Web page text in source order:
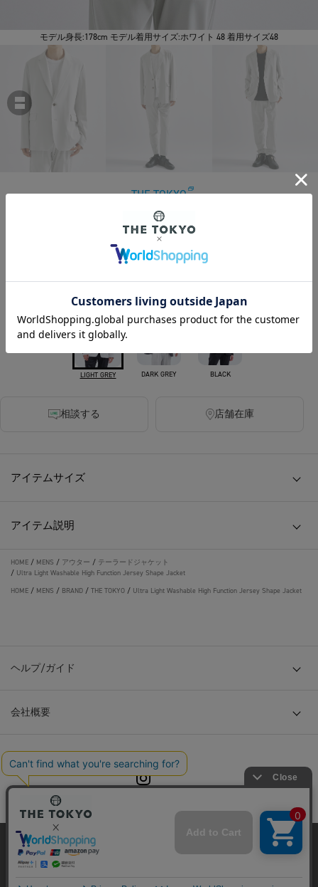
モデル身長:178cm モデル着用サイズ:ホワイト 48 着用サイズ48
THE TOKYO
Ultra Light Washable High Function Jersey Shape Jacket
￥48,400
440ポイント付与
カラー
LIGHT GREY DARK GREY BLACK
相談する 店舗在庫
アイテムサイズ
アイテム説明
HOME / MENS / アウター / テーラードジャケット
/ Ultra Light Washable High Function Jersey Shape Jacket
HOME / MENS / BRAND / THE TOKYO / Ultra Light Washable High Function Jersey Shape Jacket
ヘルプ/ガイド
会社概要
© TOKYO BASE CO., LTD
当サイトはクッキー(cookie)を使用します。クッキーはサイト内
の一部の機能および、サイトの使用状況の分析からマーケティ
ング活動に利用することを目的としています。